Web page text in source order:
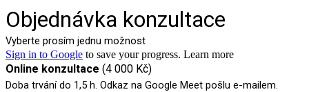
Objednávka konzultace
Vyberte prosím jednu možnost
Sign in to Google to save your progress. Learn more
Online konzultace (4 000 Kč)
Doba trvání do 1,5 h. Odkaz na Google Meet pošlu e-mailem.